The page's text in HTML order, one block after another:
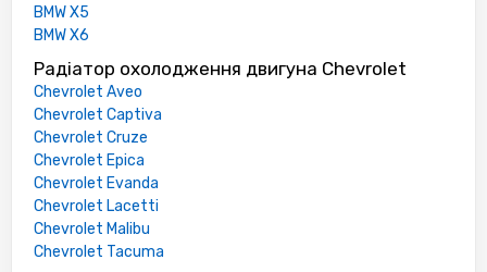
BMW X5
BMW X6
Радіатор охолодження двигуна Chevrolet
Chevrolet Aveo
Chevrolet Captiva
Chevrolet Cruze
Chevrolet Epica
Chevrolet Evanda
Chevrolet Lacetti
Chevrolet Malibu
Chevrolet Tacuma